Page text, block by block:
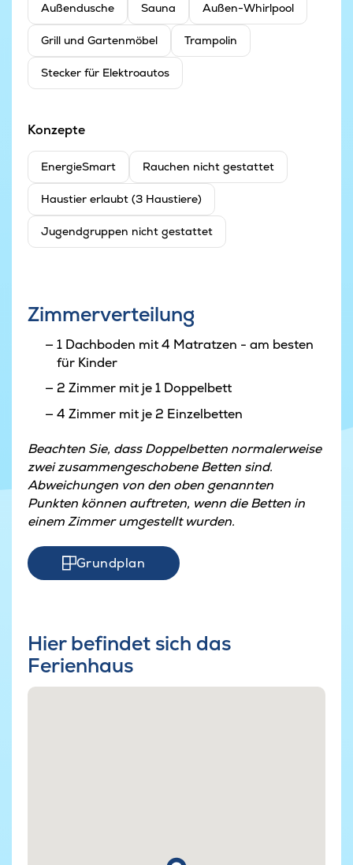
Außendusche Sauna Außen-Whirlpool
Grill und Gartenmöbel Trampolin
Stecker für Elektroautos
Konzepte
EnergieSmart Rauchen nicht gestattet
Haustier erlaubt (3 Haustiere)
Jugendgruppen nicht gestattet
Zimmerverteilung
1 Dachboden mit 4 Matratzen - am besten
für Kinder
2 Zimmer mit je 1 Doppelbett
4 Zimmer mit je 2 Einzelbetten
Beachten Sie, dass Doppelbetten normalerweise
zwei zusammengeschobene Betten sind.
Abweichungen von den oben genannten
Punkten können auftreten, wenn die Betten in
einem Zimmer umgestellt wurden.
Grundplan
Hier befindet sich das
Ferienhaus